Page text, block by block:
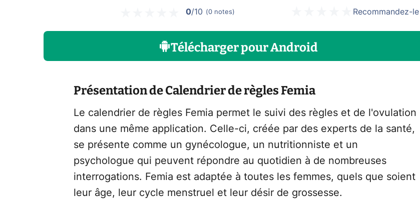
0/10 (0 notes) Recommandez-le
TéléchargerpourAndroid
Présentation de Calendrier de règles Femia
Le calendrier de règles Femia permet le suivi des règles et de l'ovulation
dans une même application. Celle-ci, créée par des experts de la santé,
se présente comme un gynécologue, un nutritionniste et un
psychologue qui peuvent répondre au quotidien à de nombreuses
interrogations. Femia est adaptée à toutes les femmes, quels que soient
leur âge, leur cycle menstruel et leur désir de grossesse.